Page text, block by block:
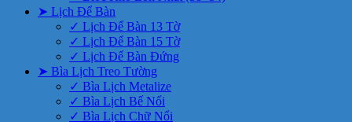
➤ Lịch Để Bàn
✓ Lịch Để Bàn 13 Tờ
✓ Lịch Để Bàn 15 Tờ
✓ Lịch Để Bàn Đứng
➤ Bìa Lịch Treo Tường
✓ Bìa Lịch Metalize
✓ Bìa Lịch Bế Nổi
✓ Bìa Lịch Chữ Nổi